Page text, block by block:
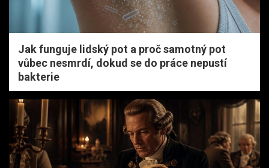
Jak funguje lidský pot a proč samotný pot
vůbec nesmrdí, dokud se do práce nepustí
bakterie